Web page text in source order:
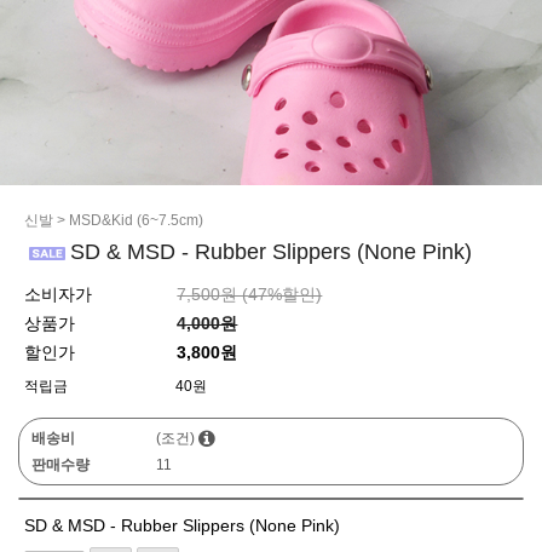
신발 > MSD&Kid (6~7.5cm)
SD & MSD - Rubber Slippers (None Pink)
소비자가 7,500원 (47%할인)
상품가
4,000원
할인가
3,800원
적립금 40원
배송비
(조건)
판매수량
11
SD & MSD - Rubber Slippers (None Pink)